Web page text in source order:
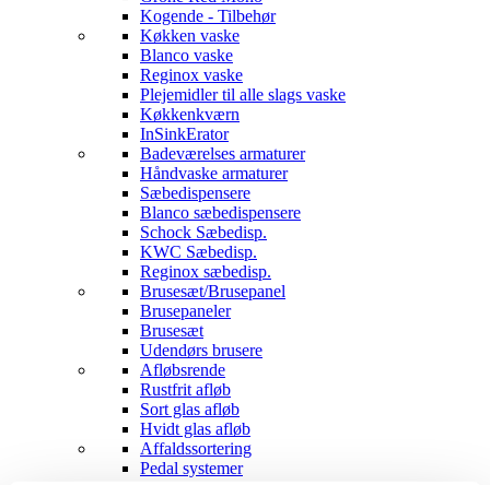
Kogende - Tilbehør
Køkken vaske
Blanco vaske
Reginox vaske
Plejemidler til alle slags vaske
Køkkenkværn
InSinkErator
Badeværelses armaturer
Håndvaske armaturer
Sæbedispensere
Blanco sæbedispensere
Schock Sæbedisp.
KWC Sæbedisp.
Reginox sæbedisp.
Brusesæt/Brusepanel
Brusepaneler
Brusesæt
Udendørs brusere
Afløbsrende
Rustfrit afløb
Sort glas afløb
Hvidt glas afløb
Affaldssortering
Pedal systemer